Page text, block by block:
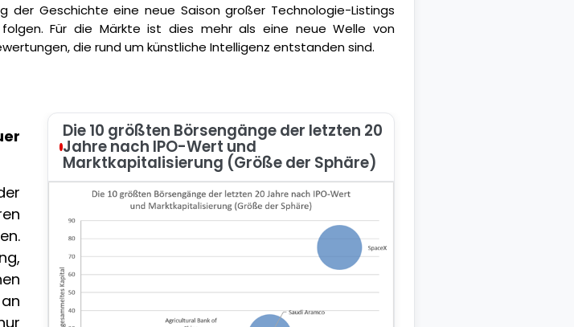
Geschichte eine neue Saison großer Technologie-Listings
Für die Märkte ist dies mehr als eine neue Welle von
die rund um künstliche Intelligenz entstanden sind.
Die 10 größten Börsengänge der letzten 20
Jahre nach IPO-Wert und
Marktkapitalisierung (Größe der Sphäre)